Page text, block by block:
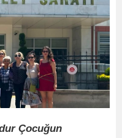
Çocuğun